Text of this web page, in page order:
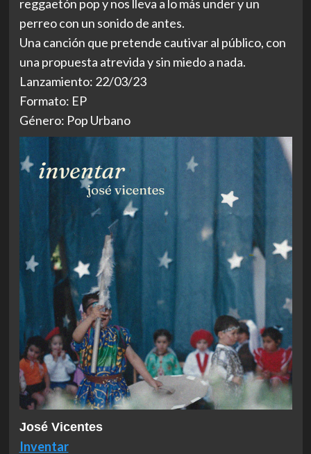
reggaetón pop y nos lleva a lo más under y un
perreo con un sonido de antes.
Una canción que pretende cautivar al público, con
una propuesta atrevida y sin miedo a nada.
Lanzamiento: 22/03/23
Formato: EP
Género: Pop Urbano
José Vicentes
Inventar